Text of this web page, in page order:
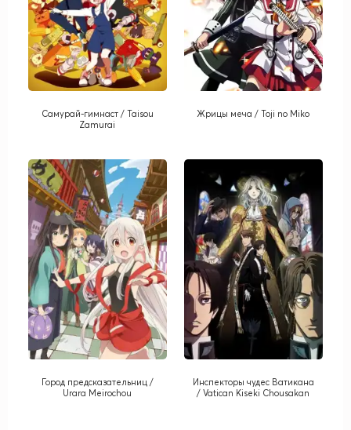
Самурай-гимнаст / Taisou
Zamurai
Жрицы меча / Toji no Miko
Город предсказательниц /
Urara Meirochou
Инспекторы чудес Ватикана
/ Vatican Kiseki Chousakan